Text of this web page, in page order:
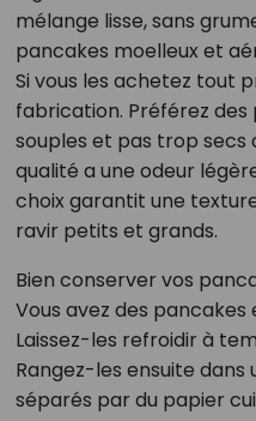
mélange lisse, sans
pancakes moelleux et
Si vous les achetez tout
fabrication. Préférez des
souples et pas trop secs
qualité a une odeur
choix garantit une
ravir petits et grands.
Bien conserver vos
Vous avez des pancakes
Laissez-les refroidir à
Rangez-les ensuite
séparés par du papier